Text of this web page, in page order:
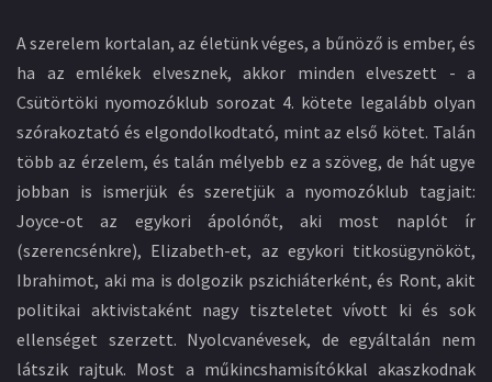
A szerelem kortalan, az életünk véges, a bűnöző is ember, és
ha az emlékek elvesznek, akkor minden elveszett - a
Csütörtöki nyomozóklub sorozat 4. kötete legalább olyan
szórakoztató és elgondolkodtató, mint az első kötet. Talán
több az érzelem, és talán mélyebb ez a szöveg, de hát ugye
jobban is ismerjük és szeretjük a nyomozóklub tagjait:
Joyce-ot az egykori ápolónőt, aki most naplót ír
(szerencsénkre), Elizabeth-et, az egykori titkosügynököt,
Ibrahimot, aki ma is dolgozik pszichiáterként, és Ront, akit
politikai aktivistaként nagy tiszteletet vívott ki és sok
ellenséget szerzett. Nyolcvanévesek, de egyáltalán nem
látszik rajtuk. Most a műkincshamisítókkal akaszkodnak